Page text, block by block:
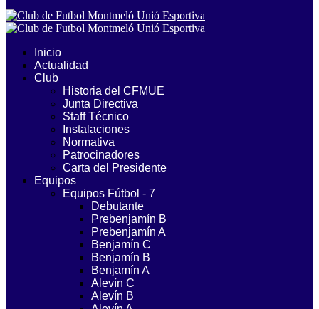
Inicio
Actualidad
Club
Historia del CFMUE
Junta Directiva
Staff Técnico
Instalaciones
Normativa
Patrocinadores
Carta del Presidente
Equipos
Equipos Fútbol - 7
Debutante
Prebenjamín B
Prebenjamín A
Benjamín C
Benjamín B
Benjamín A
Alevín C
Alevín B